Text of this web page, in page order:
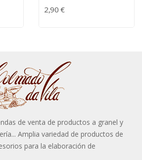
2,90 €
de venta de productos a granel y
Amplia variedad de productos de
para la elaboración de